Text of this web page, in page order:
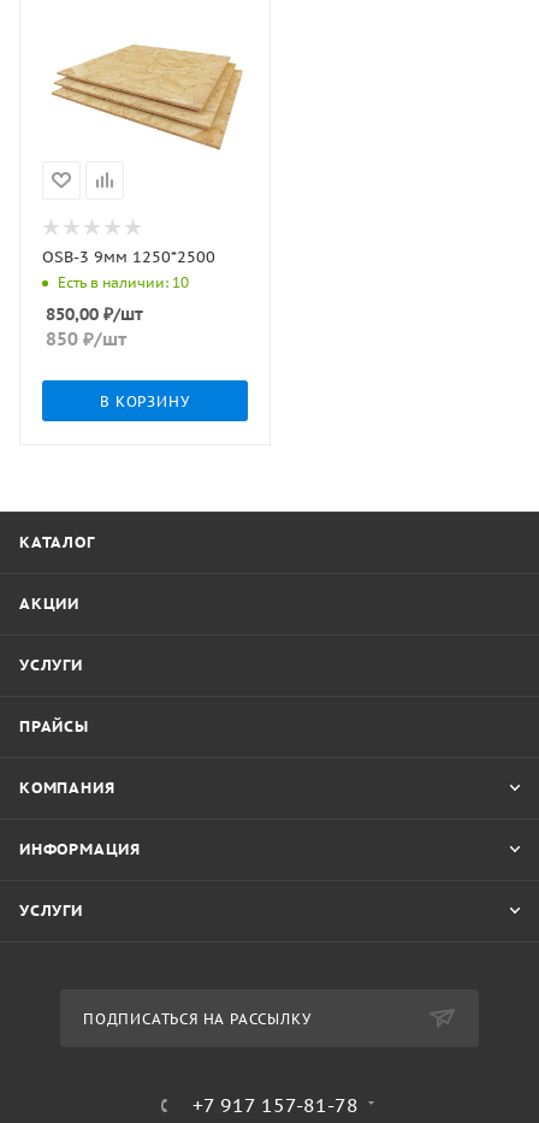
OSB-3 9мм 1250*2500
Есть в наличии: 10
850,00 ₽/шт
850 ₽/шт
В КОРЗИНУ
КАТАЛОГ
АКЦИИ
УСЛУГИ
ПРАЙСЫ
КОМПАНИЯ
ИНФОРМАЦИЯ
УСЛУГИ
ПОДПИСАТЬСЯ НА РАССЫЛКУ
+7 917 157-81-78